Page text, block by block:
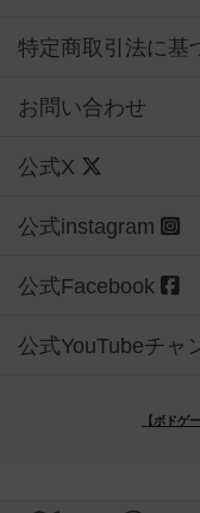
特定商取引法に基
お問い合わせ
公式X
公式instagram
公式Facebook
公式YouTubeチャ
【ボドゲ